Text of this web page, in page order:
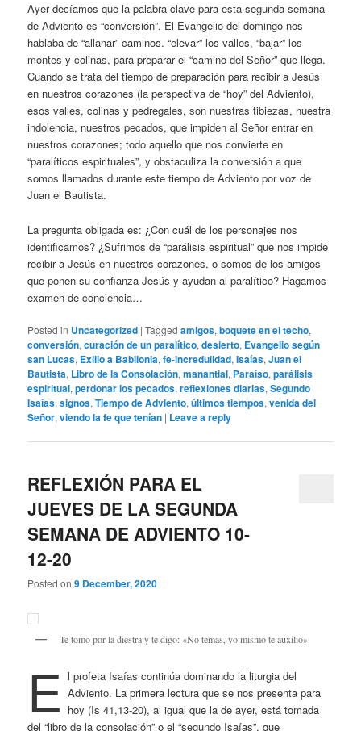
Ayer decíamos que la palabra clave para esta segunda semana
de Adviento es “conversión”. El Evangelio del domingo nos
hablaba de “allanar” caminos. “elevar” los valles, “bajar” los
montes y colinas, para preparar el “camino del Señor” que llega.
Cuando se trata del tiempo de preparación para recibir a Jesús
en nuestros corazones (la perspectiva de “hoy” del Adviento),
esos valles, colinas y pedregales, son nuestras tibiezas, nuestra
indolencia, nuestros pecados, que impiden al Señor entrar en
nuestros corazones; todo aquello que nos convierte en
“paralíticos espirituales”, y obstaculiza la conversión a que
somos llamados durante este tiempo de Adviento por voz de
Juan el Bautista.
La pregunta obligada es: ¿Con cuál de los personajes nos
identificamos? ¿Sufrimos de “parálisis espiritual” que nos impide
recibir a Jesús en nuestros corazones, o somos de los amigos
que ponen su confianza Jesús y ayudan al paralítico? Hagamos
examen de conciencia…
Posted in Uncategorized |Tagged amigos,boquete en el techo,
conversión,curación de un paralítico,desierto, Evangelio según
san Lucas, Exilio a Babilonia,fe-incredulidad,Isaías,Juan el
Bautista, Libro de la Consolación,manantial, Paraíso,parálisis
espiritual,perdonar los pecados,reflexiones diarias,Segundo
Isaías,signos,Tiempo de Adviento,últimos tiempos,venida del
Señor,viendo la fe que tenían | Leave a reply
REFLEXIÓN PARA EL
JUEVES DE LA SEGUNDA
SEMANA DE ADVIENTO 10-
12-20
Posted on9 December, 2020
Te tomo por la diestra y te digo: «No temas, yo mismo te auxilio».
E l profeta Isaías continúa dominando la liturgia del
Adviento. La primera lectura que se nos presenta para
hoy (Is 41,13-20), al igual que la de ayer, está tomada
del “libro de la consolación” o el “segundo Isaías”, que